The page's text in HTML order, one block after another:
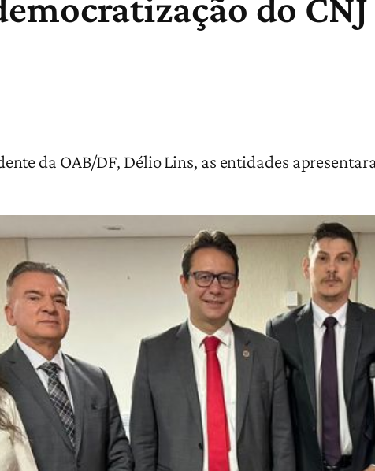
da OAB/DF, Délio Lins, as entidades